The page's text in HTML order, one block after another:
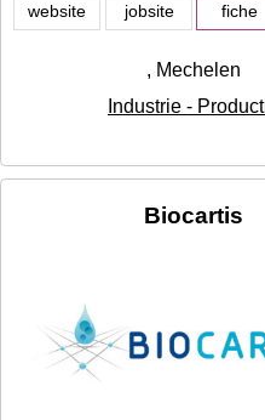
website jobsite fiche
, Mechelen
Industrie -
Biocartis